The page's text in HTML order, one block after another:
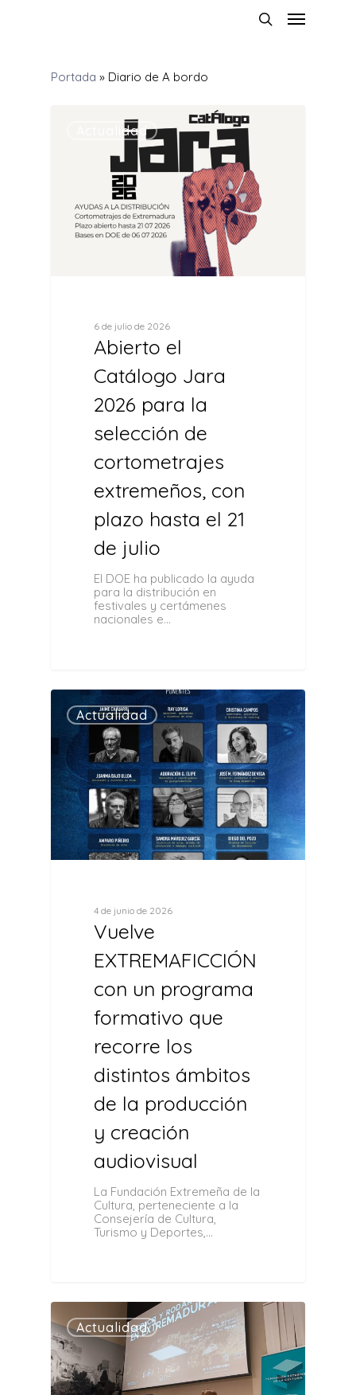
Portada » Diario de A bordo
Actualidad
6 de julio de 2026
Abierto el
Catálogo Jara
2026 para la
selección de
cortometrajes
extremeños, con
plazo hasta el 21
de julio
El DOE ha publicado la ayuda
para la distribución en
festivales y certámenes
nacionales e…
Actualidad
4 de junio de 2026
Vuelve
EXTREMAFICCIÓN
con un programa
formativo que
recorre los
distintos ámbitos
de la producción
y creación
audiovisual
La Fundación Extremeña de la
Cultura, perteneciente a la
Consejería de Cultura,
Turismo y Deportes,…
0
Actualidad 0